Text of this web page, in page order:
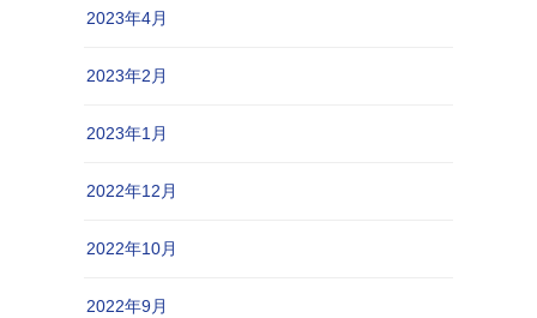
2023年4月
2023年2月
2023年1月
2022年12月
2022年10月
2022年9月